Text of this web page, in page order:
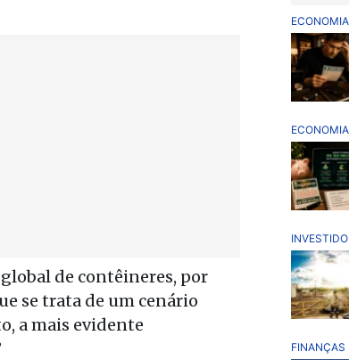
de contêineres, por
se trata de um cenário
a mais evidente